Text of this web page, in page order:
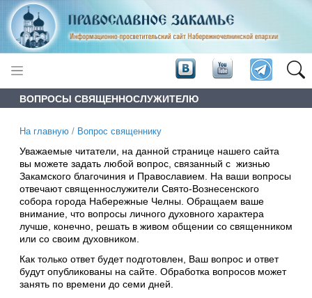
ВОПРОСЫ СВЯЩЕННОСЛУЖИТЕЛЮ
На главную / Вопрос священнику
Уважаемые читатели, на данной странице нашего сайта
вы можете задать любой вопрос, связанный с жизнью
Закамского благочиния и Православием. На ваши вопросы
отвечают священнослужители Свято-Вознесенского
собора города Набережные Челны. Обращаем ваше
внимание, что вопросы личного духовного характера
лучше, конечно, решать в живом общении со священником
или со своим духовником.
Как только ответ будет подготовлен, Ваш вопрос и ответ
будут опубликованы на сайте. Обработка вопросов может
занять по времени до семи дней.